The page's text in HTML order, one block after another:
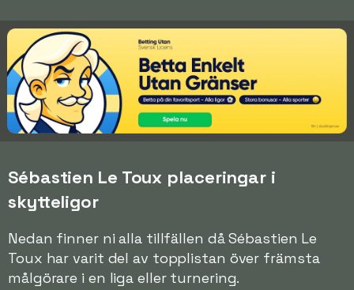
Sébastien Le Toux placeringar i
skytteligor
Nedan finner ni alla tillfällen då Sébastien Le
Toux har varit del av topplistan över främsta
målgörare i en liga eller turnering.